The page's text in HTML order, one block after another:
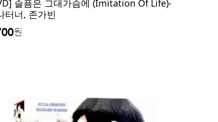
슬픔은 그대가슴에 (Imitation Of Life)-
터너, 존가빈
원